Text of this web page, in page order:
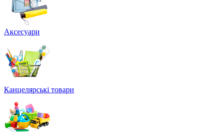
Аксесуари
Канцелярські товари